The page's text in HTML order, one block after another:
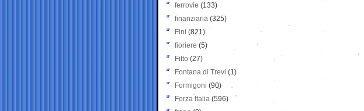
ferrovie (133)
finanziaria (325)
Fini (821)
fioriere (5)
Fitto (27)
Fontana di Trevi (1)
Formigoni (90)
Forza Italia (596)